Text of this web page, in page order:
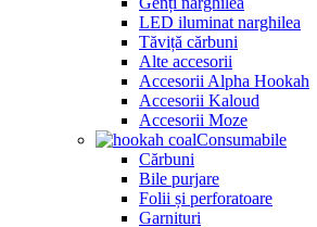
LED iluminat narghilea
Tăviță cărbuni
Alte accesorii
Accesorii Alpha Hookah
Accesorii Kaloud
Accesorii Moze
Consumabile
Cărbuni
Bile purjare
Folii și perforatoare
Garnituri